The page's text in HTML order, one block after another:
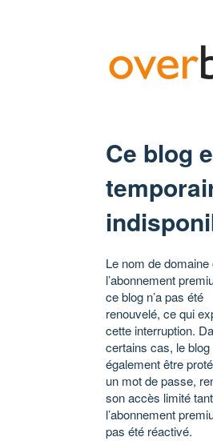
Ce blog
Le nom de domaine
l’abonnement
ce blog n’a pas été
renouvelé, ce qui
cette interruption.
certains cas, le blog
également être
un mot de passe,
son accès limité
l’abonnement
pas été réactivé.